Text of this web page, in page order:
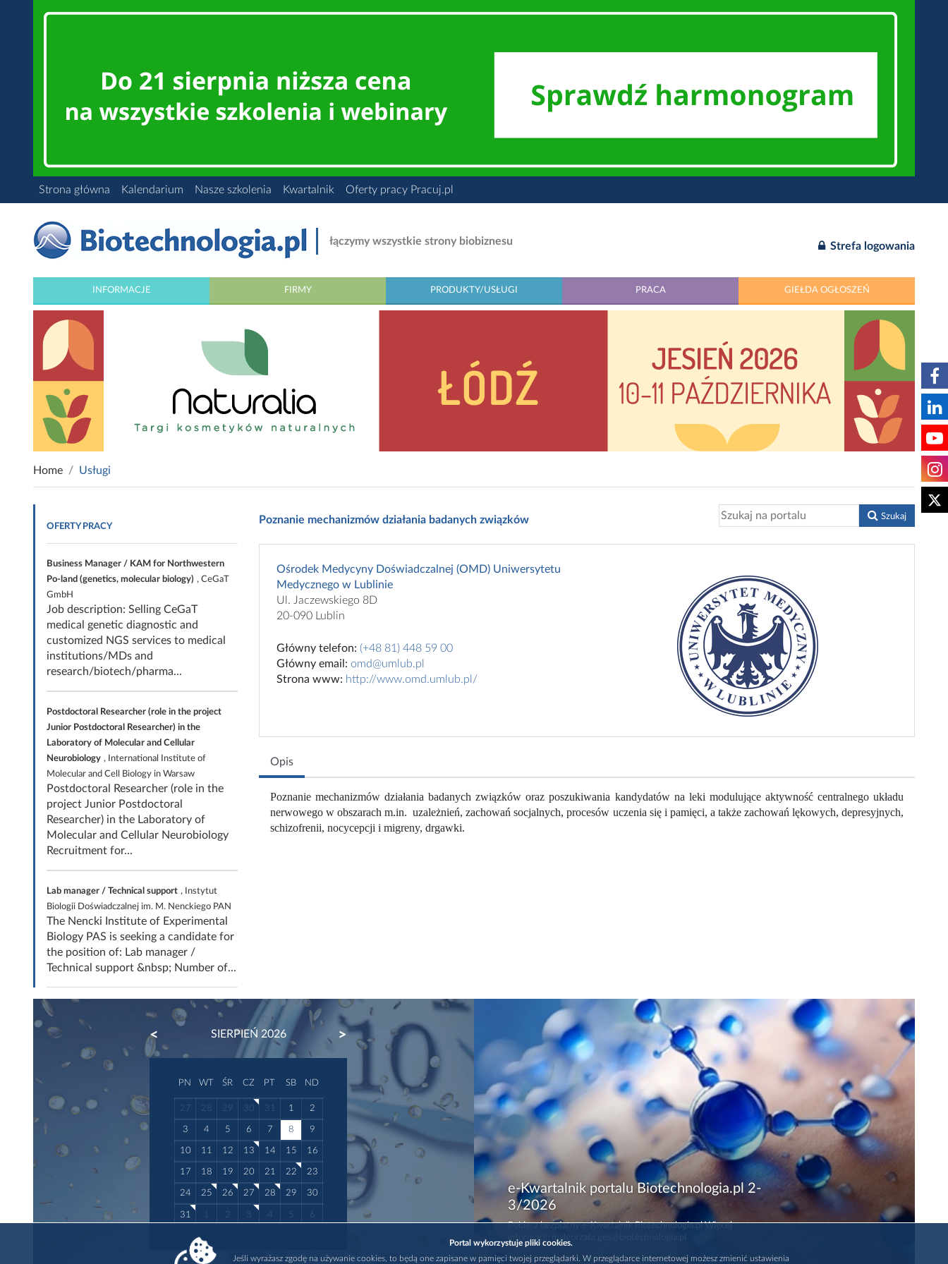
Strona główna Kalendarium Nasze szkolenia Kwartalnik Oferty pracy Pracuj.pl
łączymy wszystkie strony biobiznesu Strefa logowania
INFORMACJE FIRMY PRODUKTY/USŁUGI PRACA GIEŁDA OGŁOSZEŃ
Home Usługi
OFERTY PRACY
Business Manager / KAM for Northwestern
Po-land (genetics, molecular biology) , CeGaT
GmbH
Job description: Selling CeGaT
medical genetic diagnostic and
customized NGS services to medical
institutions/MDs and
research/biotech/pharma...
Postdoctoral Researcher (role in the project
Junior Postdoctoral Researcher) in the
Laboratory of Molecular and Cellular
Neurobiology , International Institute of
Molecular and Cell Biology in Warsaw
Postdoctoral Researcher (role in the
project Junior Postdoctoral
Researcher) in the Laboratory of
Molecular and Cellular Neurobiology
Recruitment for...
Lab manager / Technical support , Instytut
Biologii Doświadczalnej im. M. Nenckiego PAN
The Nencki Institute of Experimental
Biology PAS is seeking a candidate for
the position of: Lab manager /
Technical support &nbsp; Number of...
Poznanie mechanizmów działania badanych związków Szukaj
Ośrodek Medycyny Doświadczalnej (OMD) Uniwersytetu
Medycznego w Lublinie
Ul. Jaczewskiego 8D
20-090 Lublin
Główny telefon: (+48 81) 448 59 00
Główny email: omd@umlub.pl
Strona www: http://www.omd.umlub.pl/
Opis
Poznanie mechanizmów działania badanych związków oraz poszukiwania kandydatów na leki modulujące aktywność centralnego układu
nerwowego w obszarach m.in. uzależnień, zachowań socjalnych, procesów uczenia się i pamięci, a także zachowań lękowych, depresyjnych,
schizofrenii, nocycepcji i migreny, drgawki.
SIERPIEŃ 2026
PREVIOUS NEXT
PN WT ŚR CZ PT SB ND
27 28 29 30 31 1 2
3 4 5 6 7 8 9
10 11 12 13 14 15 16
17 18 19 20 21 22 23
24 25 26 27 28 29 30
31 1 2 3 4 5 6
e-Kwartalnik portalu Biotechnologia.pl 2-
3/2026
Pobierz bezpłatny e-Kwartalnik Biotechnologia.pl Więcej
informacji: malgorzata.ges@biotechnologia.pl
Portal wykorzystuje pliki cookies.
Jeśli wyrażasz zgodę na używanie cookies, to będą one zapisane w pamięci twojej przeglądarki. W przeglądarce internetowej możesz zmienić ustawienia